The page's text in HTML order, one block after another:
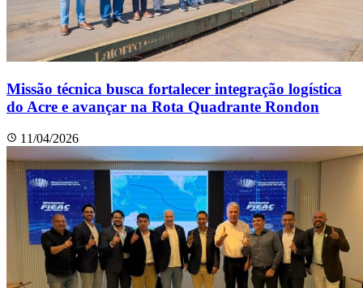
Missão técnica busca fortalecer integração logística
do Acre e avançar na Rota Quadrante Rondon
11/04/2026